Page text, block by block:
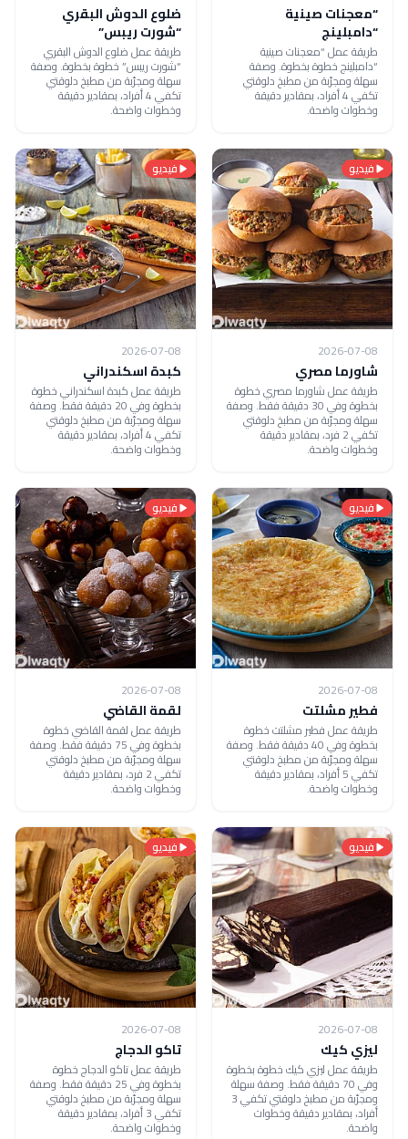
“معجنات صينية
“دامبلينج
طريقة عمل “معجنات صينية
“دامبلينج خطوة بخطوة. وصفة
سهلة ومجرّبة من مطبخ دلوقتي
تكفي 4 أفراد، بمقادير دقيقة
وخطوات واضحة.
ضلوع الدوش البقري
“شورت ريبس”
طريقة عمل ضلوع الدوش البقري
“شورت ريبس” خطوة بخطوة. وصفة
سهلة ومجرّبة من مطبخ دلوقتي
تكفي 4 أفراد، بمقادير دقيقة
وخطوات واضحة.
فيديو
2026-07-08
شاورما مصري
طريقة عمل شاورما مصري خطوة
بخطوة وفي 30 دقيقة فقط. وصفة
سهلة ومجرّبة من مطبخ دلوقتي
تكفي 2 فرد، بمقادير دقيقة
وخطوات واضحة.
فيديو
2026-07-08
كبدة اسكندراني
طريقة عمل كبدة اسكندراني خطوة
بخطوة وفي 20 دقيقة فقط. وصفة
سهلة ومجرّبة من مطبخ دلوقتي
تكفي 4 أفراد، بمقادير دقيقة
وخطوات واضحة.
فيديو
2026-07-08
فطير مشلتت
طريقة عمل فطير مشلتت خطوة
بخطوة وفي 40 دقيقة فقط. وصفة
سهلة ومجرّبة من مطبخ دلوقتي
تكفي 5 أفراد، بمقادير دقيقة
وخطوات واضحة.
فيديو
2026-07-08
لقمة القاضي
طريقة عمل لقمة القاضي خطوة
بخطوة وفي 75 دقيقة فقط. وصفة
سهلة ومجرّبة من مطبخ دلوقتي
تكفي 2 فرد، بمقادير دقيقة
وخطوات واضحة.
فيديو
2026-07-08
ليزي كيك
طريقة عمل ليزي كيك خطوة بخطوة
وفي 70 دقيقة فقط. وصفة سهلة
ومجرّبة من مطبخ دلوقتي تكفي 3
أفراد، بمقادير دقيقة وخطوات
واضحة.
فيديو
2026-07-08
تاكو الدجاج
طريقة عمل تاكو الدجاج خطوة
بخطوة وفي 25 دقيقة فقط. وصفة
سهلة ومجرّبة من مطبخ دلوقتي
تكفي 3 أفراد، بمقادير دقيقة
وخطوات واضحة.